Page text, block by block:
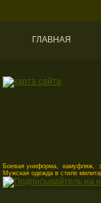
ГЛАВНАЯ
Боевая униформа, камуфляж,
Мужская одежда в стиле